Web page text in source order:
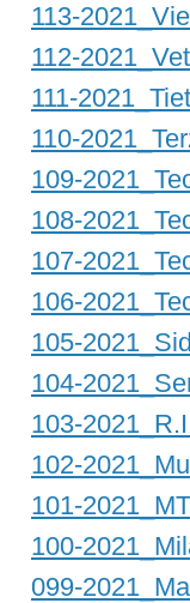
113-
112-
111-
110-
109-
108-
107-
106-
105-
104-
103-
102-
101-
100-
099-